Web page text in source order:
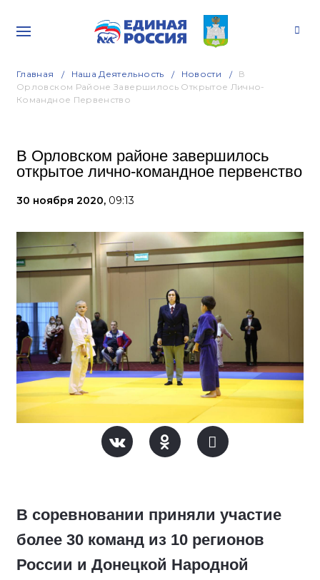
Главная Наша Деятельность Новости
В
Орловском Районе Завершилось Открытое Лично-
Командное Первенство
В Орловском районе завершилось
открытое лично-командное первенство
30 ноября 2020, 09:13
В соревновании приняли участие
более 30 команд из 10 регионов
России и Донецкой Народной